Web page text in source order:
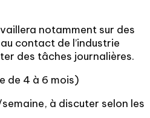
notamment sur des
contact de l’industrie
des tâches journalières.
de 4 à 6 mois)
à discuter selon les